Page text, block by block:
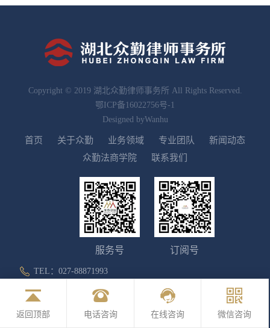
返回顶部 电话咨询 在线咨询 微信咨询
Copyright © 2019 湖北众勤律师事务所 All Rights Reserved.
鄂ICP备16022756号-1
Designed byWanhu
首页 关于众勤 业务领域 专业团队
新闻动态
众勤法商学院
联系我们
服务号 订阅号
TEL：027-88871993
ADD：武汉市洪山区徐东大街79号中兴时代数贸港A栋